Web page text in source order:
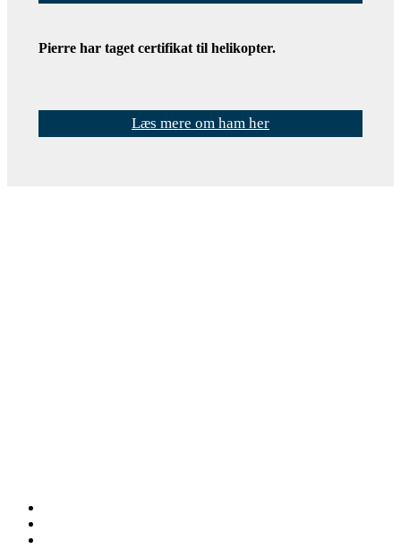
Pierre har taget certifikat til helikopter.
Læs mere om ham her